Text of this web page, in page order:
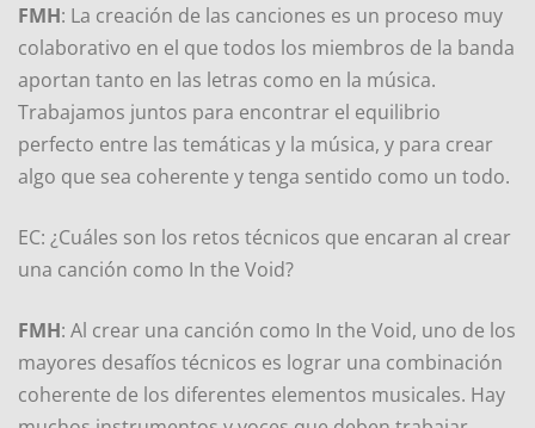
FMH: La creación de las canciones es un proceso muy
colaborativo en el que todos los miembros de la banda
aportan tanto en las letras como en la música.
Trabajamos juntos para encontrar el equilibrio
perfecto entre las temáticas y la música, y para crear
algo que sea coherente y tenga sentido como un todo.
EC: ¿Cuáles son los retos técnicos que encaran al crear
una canción como In the Void?
FMH: Al crear una canción como In the Void, uno de los
mayores desafíos técnicos es lograr una combinación
coherente de los diferentes elementos musicales. Hay